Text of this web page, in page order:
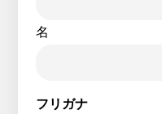
名
フリガナ